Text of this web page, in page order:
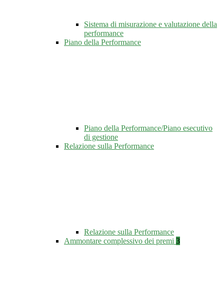
Sistema di misurazione e valutazione della
performance
Piano della Performance
Piano della Performance/Piano esecutivo
di gestione
Relazione sulla Performance
Relazione sulla Performance
Ammontare complessivo dei premi 3